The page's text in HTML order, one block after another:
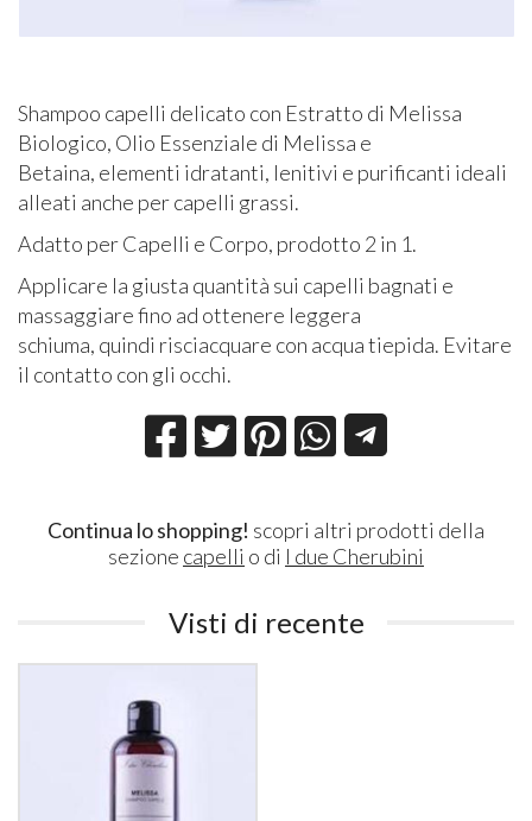
Shampoo capelli delicato con Estratto di Melissa
Biologico, Olio Essenziale di Melissa e
Betaina, elementi idratanti, lenitivi e purificanti ideali
alleati anche per capelli grassi.
Adatto per Capelli e Corpo, prodotto 2 in 1.
Applicare la giusta quantità sui capelli bagnati e
massaggiare fino ad ottenere leggera
schiuma, quindi risciacquare con acqua tiepida. Evitare
il contatto con gli occhi.
Continua lo shopping! scopri altri prodotti della
sezione capelli o di I due Cherubini
Visti di recente